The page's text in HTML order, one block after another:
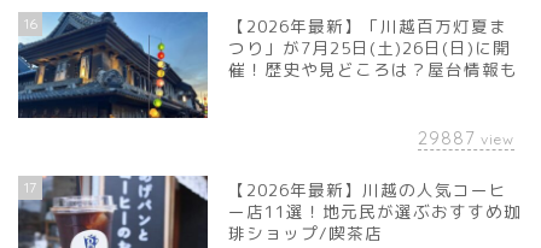
16
【2026年最新】「川越百万灯夏ま
つり」が7月25日(土)26日(日)に開
催！歴史や見どころは？屋台情報も
29887 view
17
【2026年最新】川越の人気コーヒ
ー店11選！地元民が選ぶおすすめ珈
琲ショップ/喫茶店